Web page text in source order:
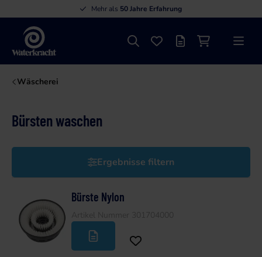
Mehr als 50 Jahre Erfahrung
Waterkracht
SucheFavoritenAngebotslisteMenü
Wäscherei
Bürsten waschen
Ergebnisse filtern
Bürste Nylon